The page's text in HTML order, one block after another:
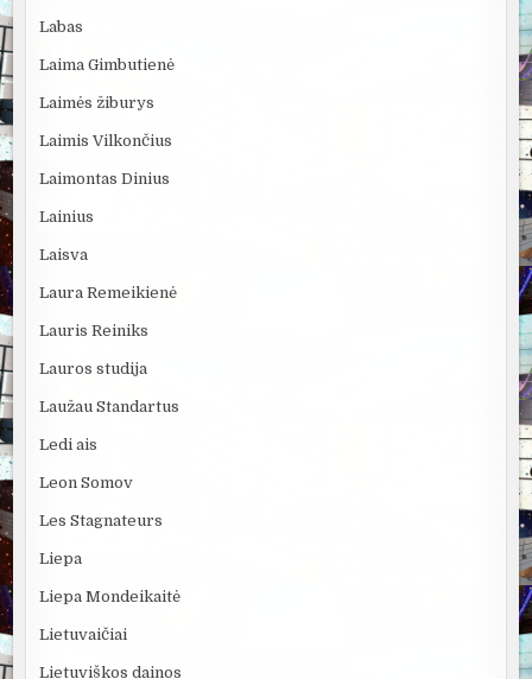
Labas
Laima Gimbutienė
Laimės žiburys
Laimis Vilkončius
Laimontas Dinius
Lainius
Laisva
Laura Remeikienė
Lauris Reiniks
Lauros studija
Laužau Standartus
Ledi ais
Leon Somov
Les Stagnateurs
Liepa
Liepa Mondeikaitė
Lietuvaičiai
Lietuviškos dainos